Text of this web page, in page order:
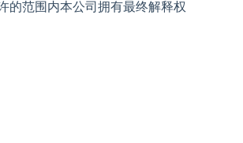
的范围内本公司拥有最终解释权